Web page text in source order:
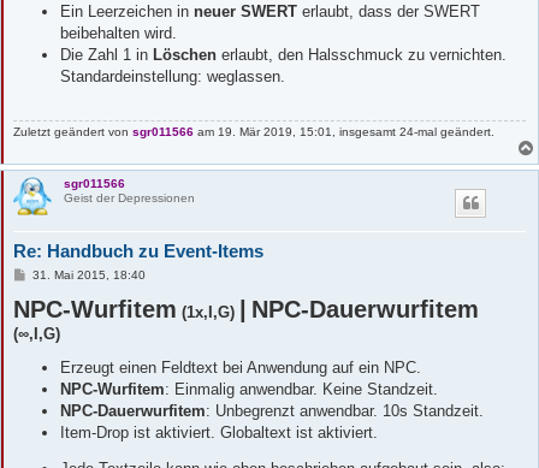
Ein Leerzeichen in neuer SWERT erlaubt, dass der SWERT
beibehalten wird.
Die Zahl 1 in Löschen erlaubt, den Halsschmuck zu vernichten.
Standardeinstellung: weglassen.
Zuletzt geändert von sgr011566 am 19. Mär 2019, 15:01, insgesamt 24-mal geändert.
sgr011566
Geist der Depressionen
Re: Handbuch zu Event-Items
B
i
t
r
a
31. Mai 2015, 18:40
NPC-Wurfitem (1x,I,G) NPC-Dauerwurfitem
(∞,I,G)
Erzeugt einen Feldtext bei Anwendung auf ein NPC.
NPC-Wurfitem: Einmalig anwendbar. Keine Standzeit.
NPC-Dauerwurfitem: Unbegrenzt anwendbar. 10s Standzeit.
Item-Drop ist aktiviert. Globaltext ist aktiviert.